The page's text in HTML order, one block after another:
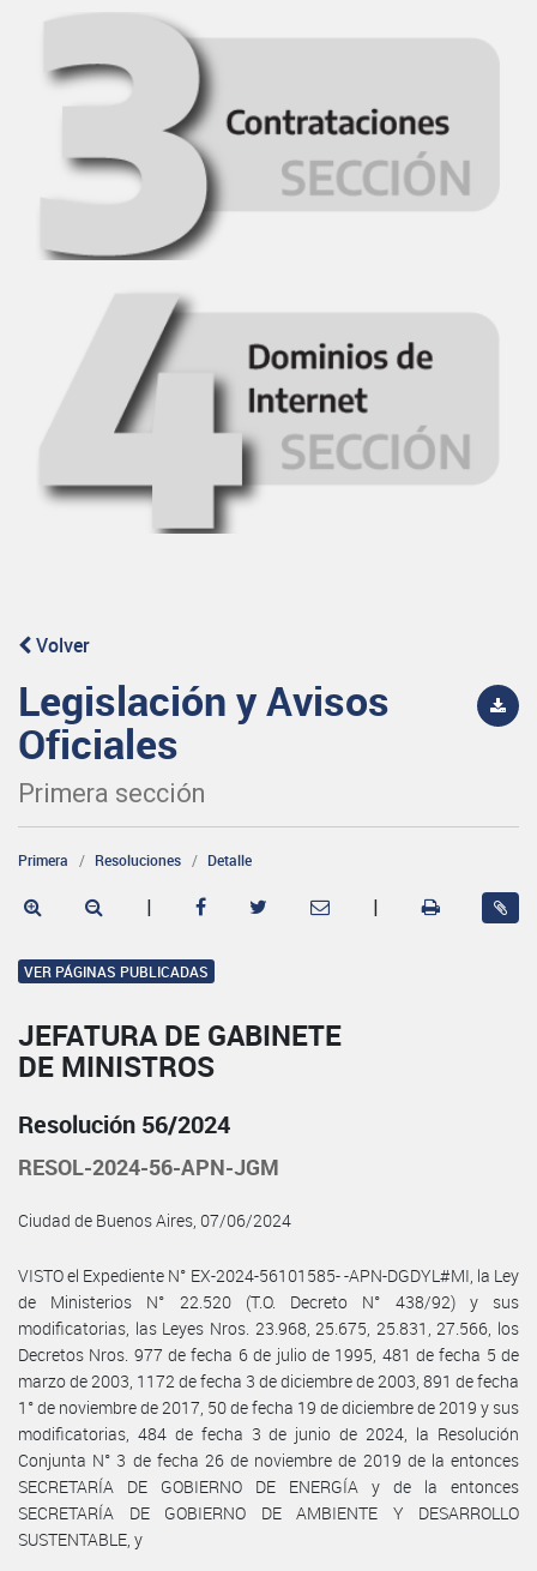
Volver
Legislación y Avisos
Oficiales
Primera sección
Primera Resoluciones Detalle
| |
VER PÁGINAS PUBLICADAS
JEFATURA DE GABINETE
DE MINISTROS
Resolución 56/2024
RESOL-2024-56-APN-JGM
Ciudad de Buenos Aires, 07/06/2024
VISTO el Expediente N° EX-2024-56101585- -APN-DGDYL#MI, la Ley
de Ministerios N° 22.520 (T.O. Decreto N° 438/92) y sus
modificatorias, las Leyes Nros. 23.968, 25.675, 25.831, 27.566, los
Decretos Nros. 977 de fecha 6 de julio de 1995, 481 de fecha 5 de
marzo de 2003, 1172 de fecha 3 de diciembre de 2003, 891 de fecha
1° de noviembre de 2017, 50 de fecha 19 de diciembre de 2019 y sus
modificatorias, 484 de fecha 3 de junio de 2024, la Resolución
Conjunta N° 3 de fecha 26 de noviembre de 2019 de la entonces
SECRETARÍA DE GOBIERNO DE ENERGÍA y de la entonces
SECRETARÍA DE GOBIERNO DE AMBIENTE Y DESARROLLO
SUSTENTABLE, y